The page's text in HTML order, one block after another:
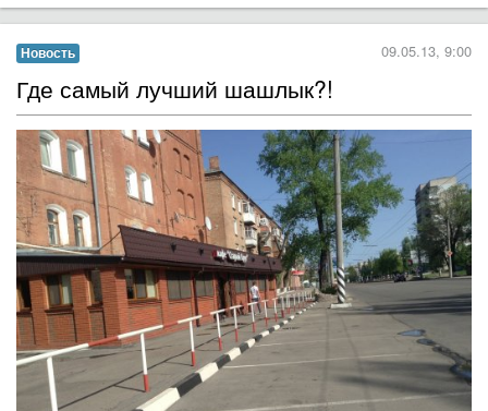
Новость 09.05.13, 9:00
Где самый лучший шашлык?!